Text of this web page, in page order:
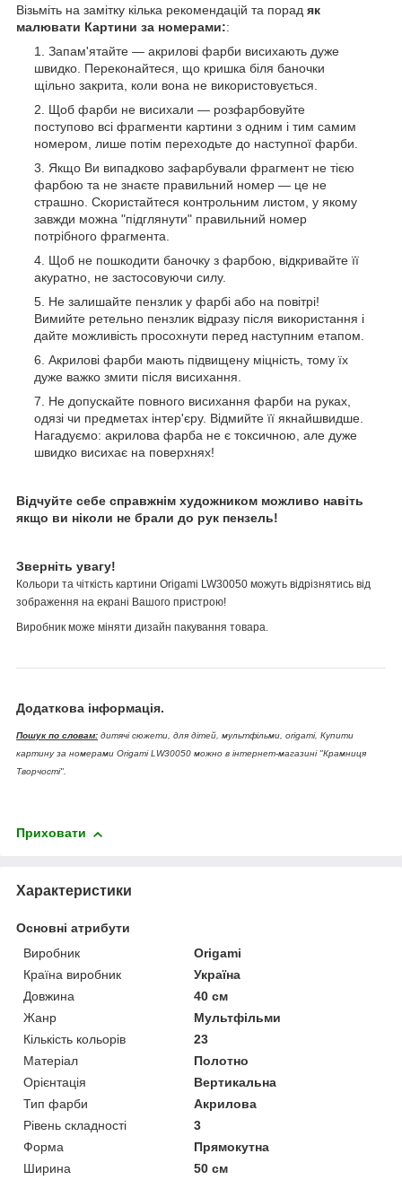
Візьміть на замітку кілька рекомендацій та порад як
малювати Картини за номерами::
Запам'ятайте — акрилові фарби висихають дуже
швидко. Переконайтеся, що кришка біля баночки
щільно закрита, коли вона не використовується.
Щоб фарби не висихали — розфарбовуйте
поступово всі фрагменти картини з одним і тим самим
номером, лише потім переходьте до наступної фарби.
Якщо Ви випадково зафарбували фрагмент не тією
фарбою та не знаєте правильний номер — це не
страшно. Скористайтеся контрольним листом, у якому
завжди можна "підглянути" правильний номер
потрібного фрагмента.
Щоб не пошкодити баночку з фарбою, відкривайте її
акуратно, не застосовуючи силу.
Не залишайте пензлик у фарбі або на повітрі!
Вимийте ретельно пензлик відразу після використання і
дайте можливість просохнути перед наступним етапом.
Акрилові фарби мають підвищену міцність, тому їх
дуже важко змити після висихання.
Не допускайте повного висихання фарби на руках,
одязі чи предметах інтер'єру. Відмийте її якнайшвидше.
Нагадуємо: акрилова фарба не є токсичною, але дуже
швидко висихає на поверхнях!
Відчуйте себе справжнім художником можливо навіть
якщо ви ніколи не брали до рук пензель!
Зверніть увагу!
Кольори та чіткість картини Origami LW30050 можуть відрізнятись від
зображення на екрані Вашого пристрою!
Виробник може міняти дизайн пакування товара.
Додаткова інформація.
Пошук по словам: дитячі сюжети, для дітей, мультфільми, origami, Купити
картину за номерами Origami LW30050 можно в інтернет-магазині "Крамниця
Творчості".
Приховати
Характеристики
Основні атрибути
Виробник
Origami
Країна виробник
Україна
Довжина
40 см
Жанр
Мультфільми
Кількість кольорів
23
Матеріал
Полотно
Орієнтація
Вертикальна
Тип фарби
Акрилова
Рівень складності
3
Форма
Прямокутна
Ширина
50 см